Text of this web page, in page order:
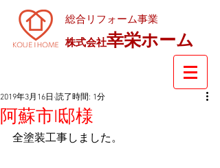
総合リフォーム事業
株式会社幸栄ホーム
阿蘇市I邸様
2019年3月16日 読了時間: 1分
全塗装工事しました。